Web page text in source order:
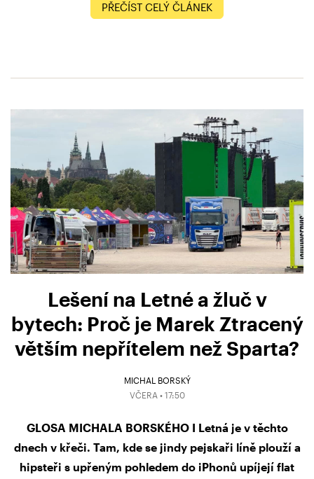
PŘEČÍST CELÝ ČLÁNEK
Lešení na Letné a žluč v
bytech: Proč je Marek Ztracený
větším nepřítelem než Sparta?
MICHAL BORSKÝ
VČERA • 17:50
GLOSA MICHALA BORSKÉHO I Letná je v těchto
dnech v křeči. Tam, kde se jindy pejskaři líně plouží a
hipsteři s upřeným pohledem do iPhonů upíjejí flat